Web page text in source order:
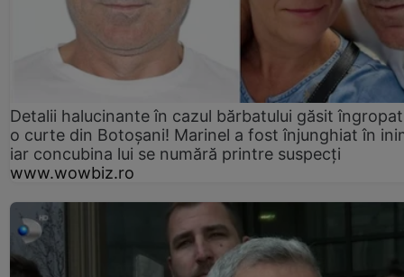
Detalii halucinante în cazul bărbatului găsit
o curte din Botoșani! Marinel a fost înjunghiat în
iar concubina lui se numără printre suspecți
www.wowbiz.ro